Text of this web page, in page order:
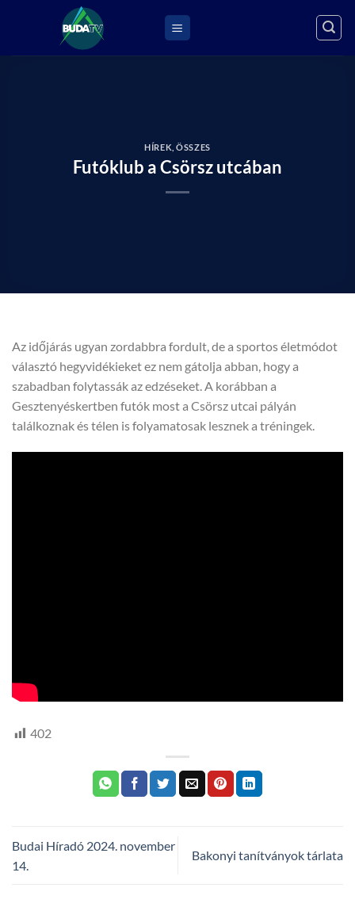
HÍREK ,ÖSSZES
Futóklub a Csörsz utcában
Az időjárás ugyan zordabbra fordult, de a sportos életmódot
választó hegyvidékieket ez nem gátolja abban, hogy a
szabadban folytassák az edzéseket. A korábban a
Gesztenyéskertben futók most a Csörsz utcai pályán
találkoznak és télen is folyamatosak lesznek a tréningek.
402
Budai Híradó 2024. november
14.
Bakonyi tanítványok tárlata